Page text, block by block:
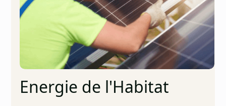
Energie de l'Habitat